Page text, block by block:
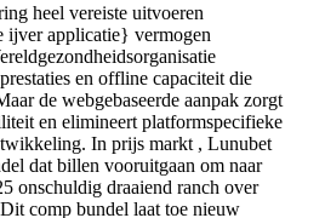
heel vereiste uitvoeren
ijver applicatie} vermogen
en offline capaciteit die
de webgebaseerde aanpak zorgt
en elimineert platformspecifieke
In prijs markt , Lunubet
dat billen vooruitgaan om naar
onschuldig draaiend ranch over
comp bundel laat toe nieuw